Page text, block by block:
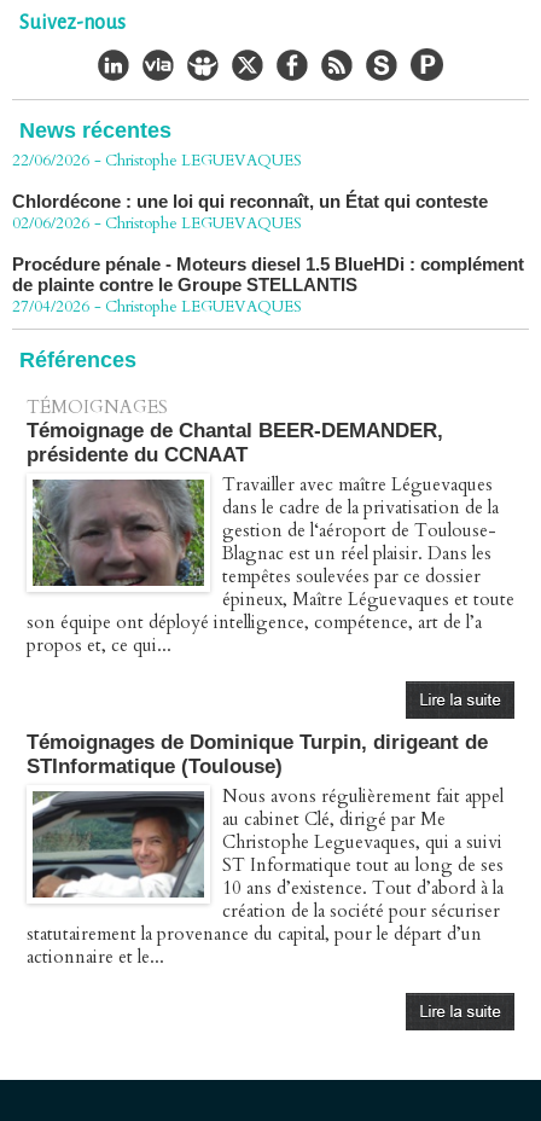
Suivez-nous
News récentes
vers la Cour de cassation
30/06/2026 -Christophe LEGUEVAQUES
CHLORDÉCONE Déclaration de Me Christophe
LÈGUEVAQUES (CLE), avocat de parties civiles, après la
décision de confirmation du non-lieu
22/06/2026 -Christophe LEGUEVAQUES
02/06/2026 -Christophe LEGUEVAQUES
de plainte contre le Groupe STELLANTIS
27/04/2026 -Christophe LEGUEVAQUES
Péage autoroute : tout savoir (ou presque) sur l'action
collective ouverte le 2 avril
07/04/2026 -Christophe LEGUEVAQUES
Références
TÉMOIGNAGES
Témoignage de Chantal BEER-DEMANDER,
présidente du CCNAAT
Travailler avec maître Léguevaques
dans le cadre de la privatisation de la
gestion de l‘aéroport de Toulouse-
Blagnac est un réel plaisir. Dans les
tempêtes soulevées par ce dossier
épineux, Maître Léguevaques et toute
son équipe ont déployé intelligence, compétence, art de l’a
propos et, ce qui...
Témoignages de Dominique Turpin, dirigeant de
STInformatique (Toulouse)
Nous avons régulièrement fait appel
au cabinet Clé, dirigé par Me
Christophe Leguevaques, qui a suivi
ST Informatique tout au long de ses
10 ans d’existence. Tout d’abord à la
création de la société pour sécuriser
statutairement la provenance du capital, pour le départ d’un
actionnaire et le...